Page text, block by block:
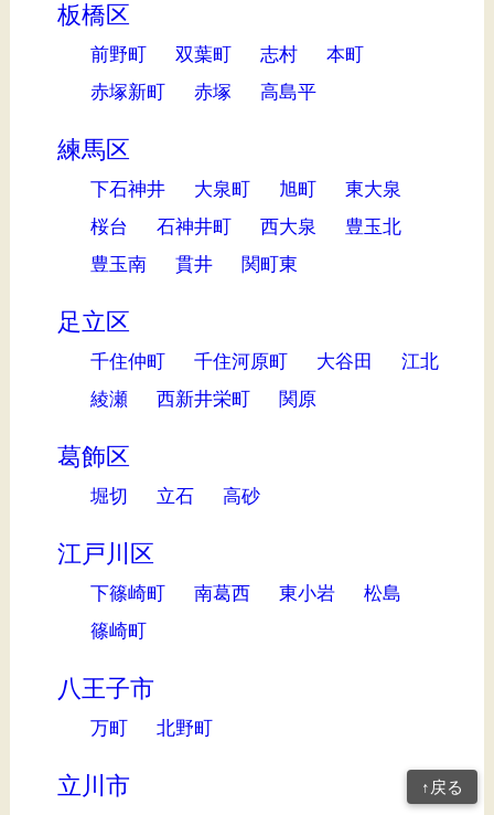
板橋区
前野町 双葉町 志村
本町
赤塚新町
赤塚 高島平
練馬区
下石神井 大泉町 旭町
東大泉
桜台
石神井町 西大泉
豊玉北
豊玉南
貫井 関町東
足立区
千住仲町 千住河原町 大谷田
江北
綾瀬
西新井栄町 関原
葛飾区
堀切 立石 高砂
江戸川区
下篠崎町 南葛西 東小岩
松島
篠崎町
八王子市
万町 北野町
立川市 ↑戻る